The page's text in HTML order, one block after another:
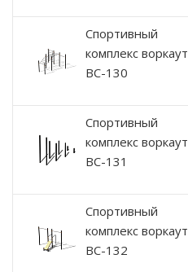
Спортивный
комплекс воркаут
ВС-130
Спортивный
комплекс воркаут
ВС-131
Спортивный
комплекс воркаут
ВС-132